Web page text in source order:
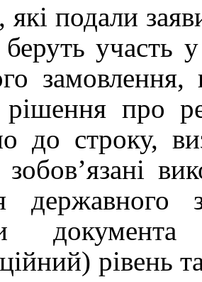
подали
участь
рішення про
до строку,
державного
рівень